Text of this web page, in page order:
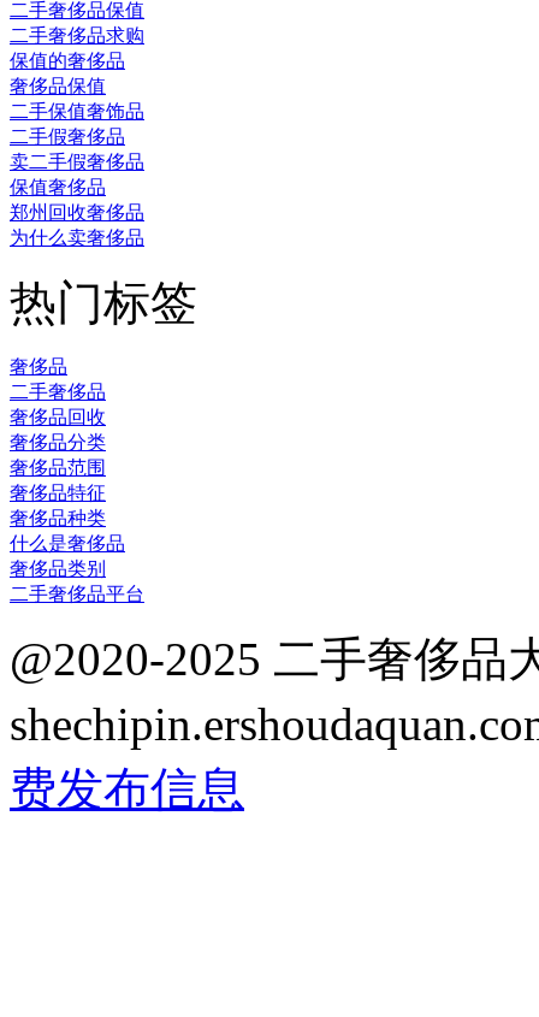
二手奢侈品保值
二手奢侈品求购
保值的奢侈品
奢侈品保值
二手保值奢饰品
二手假奢侈品
卖二手假奢侈品
保值奢侈品
郑州回收奢侈品
为什么卖奢侈品
热门标签
奢侈品
二手奢侈品
奢侈品回收
奢侈品分类
奢侈品范围
奢侈品特征
奢侈品种类
什么是奢侈品
奢侈品类别
二手奢侈品平台
@2020-2025 二手奢侈品
费发布信息